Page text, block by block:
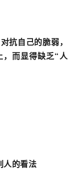
抗自己的脆弱，
而显得缺乏“人
人的看法